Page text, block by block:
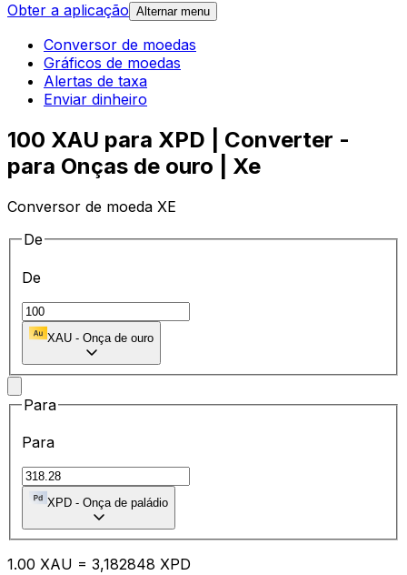
Obter a aplicação Alternar menu
Conversor de moedas
Gráficos de moedas
Alertas de taxa
Enviar dinheiro
100 XAU para XPD | Converter -
para Onças de ouro | Xe
Conversor de moeda XE
De
De
XAU - Onça de ouro
Para
Para
XPD - Onça de paládio
1.00 XAU = 3,182848 XPD